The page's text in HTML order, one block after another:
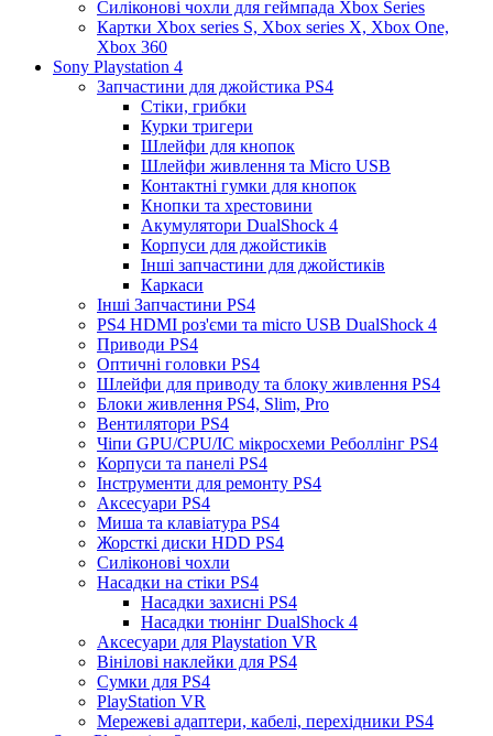
Силіконові чохли для геймпада Xbox Series
Картки Xbox series S, Xbox series X, Xbox One,
Xbox 360
Sony Playstation 4
Запчастини для джойстика PS4
Стіки, грибки
Курки тригери
Шлейфи для кнопок
Шлейфи живлення та Micro USB
Контактні гумки для кнопок
Кнопки та хрестовини
Акумулятори DualShock 4
Корпуси для джойстиків
Інші запчастини для джойстиків
Каркаси
Інші Запчастини PS4
PS4 HDMI роз'єми та micro USB DualShock 4
Приводи PS4
Оптичні головки PS4
Шлейфи для приводу та блоку живлення PS4
Блоки живлення PS4, Slim, Pro
Вентилятори PS4
Чіпи GPU/CPU/IC мікросхеми Реболлінг PS4
Корпуси та панелі PS4
Інструменти для ремонту PS4
Аксесуари PS4
Миша та клавіатура PS4
Жорсткі диски HDD PS4
Силіконові чохли
Насадки на стіки PS4
Насадки захисні PS4
Насадки тюнінг DualShock 4
Аксесуари для Playstation VR
Вінілові наклейки для PS4
Сумки для PS4
PlayStation VR
Мережеві адаптери, кабелі, перехідники PS4